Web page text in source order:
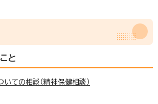
と
いての相談（精神保健相談）